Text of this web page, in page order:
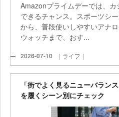
Amazonプライムデーでは、
できるチャンス。スポーツシ
から、普段使いしやすいアナ
ウォッチまで、おす...
2026-07-10 ｜ライフ｜
「街でよく見るニューバラン
を履くシーン別にチェック